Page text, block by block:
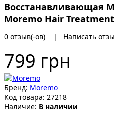
Восстанавливающая
Moremo Hair Treatment
0 отзыв(-ов) | Написать
799 грн
Бренд: Moremo
Код товара: 27218
Наличие: В наличии